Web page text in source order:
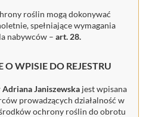
roślin mogą dokonywać
spełniające wymagania
nabywców – art. 28.
WPISIE DO REJESTRU
Janiszewska jest wpisana
prowadzących działalność w
ochrony roślin do obrotu